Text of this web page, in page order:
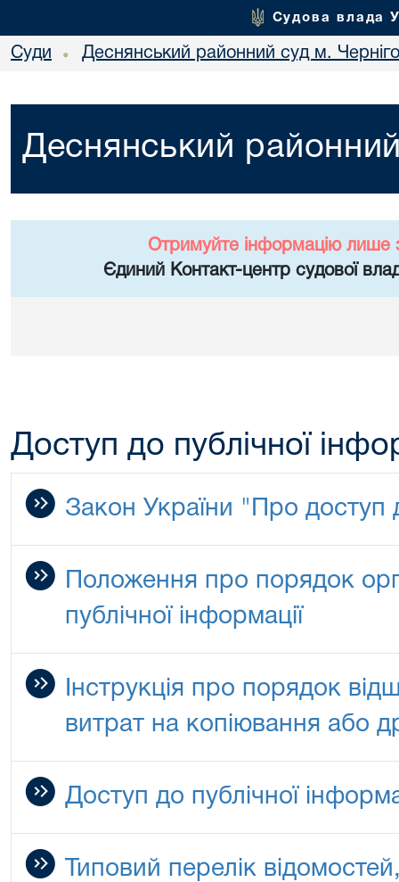
Судова влада
Суди • Деснянський районний суд м.
Деснянський
Отримуйте інформацію лише
Єдиний Контакт-центр судової
Доступ до публічної
Закон України "Про доступ
Положення про порядок
публічної інформації
Інструкція про порядок
витрат на копіювання або
Доступ до публічної
Типовий перелік